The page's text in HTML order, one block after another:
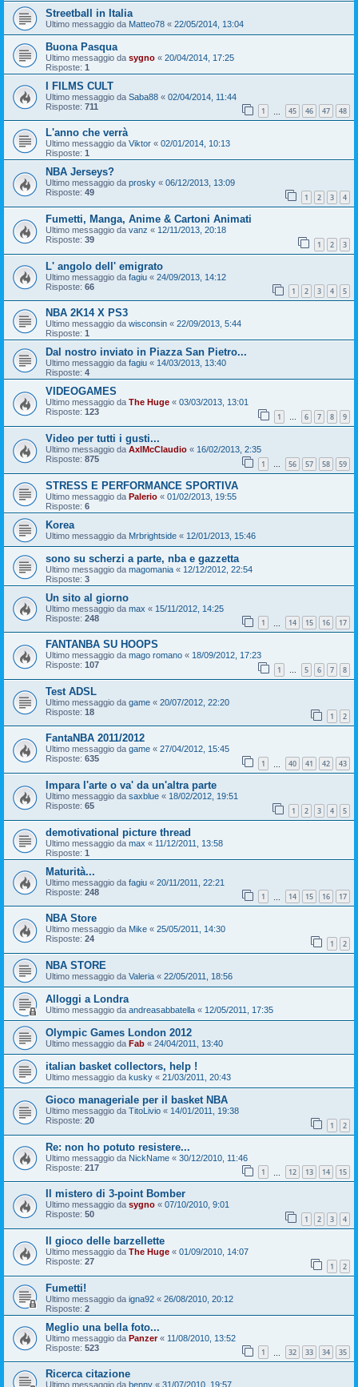
Streetball in Italia
Ultimo messaggio da Matteo78 « 22/05/2014, 13:04
Buona Pasqua
Ultimo messaggio da sygno « 20/04/2014, 17:25
Risposte: 1
I FILMS CULT
Ultimo messaggio da Saba88 « 02/04/2014, 11:44
Risposte: 711 1 45 46 47 48
L'anno che verrà
Ultimo messaggio da Viktor « 02/01/2014, 10:13
Risposte: 1
NBA Jerseys?
Ultimo messaggio da prosky « 06/12/2013, 13:09
Risposte: 49 1 2 3 4
Fumetti, Manga, Anime & Cartoni Animati
Ultimo messaggio da vanz « 12/11/2013, 20:18
Risposte: 39 1 2 3
L' angolo dell' emigrato
Ultimo messaggio da fagiu « 24/09/2013, 14:12
Risposte: 66 1 2 3 4 5
NBA 2K14 X PS3
Ultimo messaggio da wisconsin « 22/09/2013, 5:44
Risposte: 1
Dal nostro inviato in Piazza San Pietro...
Ultimo messaggio da fagiu « 14/03/2013, 13:40
Risposte: 4
VIDEOGAMES
Ultimo messaggio da The Huge « 03/03/2013, 13:01
Risposte: 123 1 … 6 7 8 9
Video per tutti i gusti...
Ultimo messaggio da AxlMcClaudio « 16/02/2013, 2:35
Risposte: 875 1 56 57 58 59
STRESS E PERFORMANCE SPORTIVA
Ultimo messaggio da Palerio « 01/02/2013, 19:55
Risposte: 6
Korea
Ultimo messaggio da Mrbrightside « 12/01/2013, 15:46
sono su scherzi a parte, nba e gazzetta
Ultimo messaggio da magomania « 12/12/2012, 22:54
Risposte: 3
Un sito al giorno
Ultimo messaggio da max « 15/11/2012, 14:25
Risposte: 248 1 14 15 16 17
FANTANBA SU HOOPS
Ultimo messaggio da mago romano « 18/09/2012, 17:23
Risposte: 107 1 … 5 6 7 8
Test ADSL
Ultimo messaggio da game « 20/07/2012, 22:20
Risposte: 18 1 2
FantaNBA 2011/2012
Ultimo messaggio da game « 27/04/2012, 15:45
Risposte: 635 1 40 41 42 43
Impara l'arte o va' da un'altra parte
Ultimo messaggio da saxblue « 18/02/2012, 19:51
Risposte: 65 1 2 3 4 5
demotivational picture thread
Ultimo messaggio da max « 11/12/2011, 13:58
Risposte: 1
Maturità...
Ultimo messaggio da fagiu « 20/11/2011, 22:21
Risposte: 248 1 14 15 16 17
NBA Store
Ultimo messaggio da Mike « 25/05/2011, 14:30
Risposte: 24 1 2
NBA STORE
Ultimo messaggio da Valeria « 22/05/2011, 18:56
Alloggi a Londra
Ultimo messaggio da andreasabbatella « 12/05/2011, 17:35
Olympic Games London 2012
Ultimo messaggio da Fab « 24/04/2011, 13:40
italian basket collectors, help !
Ultimo messaggio da kusky « 21/03/2011, 20:43
Gioco manageriale per il basket NBA
Ultimo messaggio da TitoLivio « 14/01/2011, 19:38
Risposte: 20 1 2
Re: non ho potuto resistere...
Ultimo messaggio da NickName « 30/12/2010, 11:46
Risposte: 217 1 12 13 14 15
Il mistero di 3-point Bomber
Ultimo messaggio da sygno « 07/10/2010, 9:01
Risposte: 50 1 2 3 4
Il gioco delle barzellette
Ultimo messaggio da The Huge « 01/09/2010, 14:07
Risposte: 27 1 2
Fumetti!
Ultimo messaggio da igna92 « 26/08/2010, 20:12
Risposte: 2
Meglio una bella foto...
Ultimo messaggio da Panzer« 11/08/2010, 13:52
Risposte: 523 1 32 33 34 35
Ricerca citazione
Ultimo messaggio da benny « 31/07/2010, 19:57